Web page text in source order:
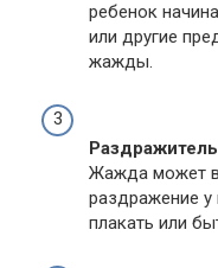
ребенок
или другие
жажды.
Жажда может
раздражение
плакать или